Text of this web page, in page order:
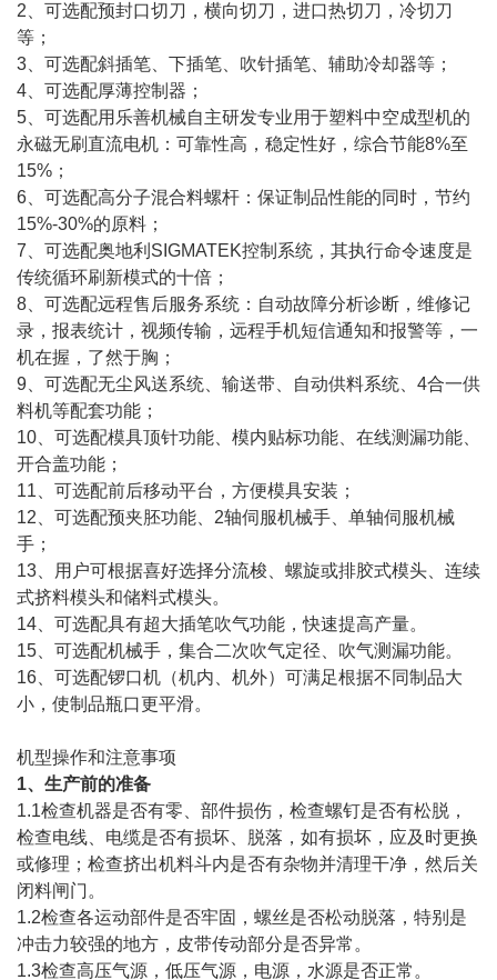
2、可选配预封口切刀，横向切刀，进口热切刀，冷切刀
等；
3、可选配斜插笔、下插笔、吹针插笔、辅助冷却器等；
4、可选配厚薄控制器；
5、可选配用乐善机械自主研发专业用于塑料中空成型机的
永磁无刷直流电机：可靠性高，稳定性好，综合节能8%至
15%；
6、可选配高分子混合料螺杆：保证制品性能的同时，节约
15%-30%的原料；
7、可选配奥地利SIGMATEK控制系统，其执行命令速度是
传统循环刷新模式的十倍；
8、可选配远程售后服务系统：自动故障分析诊断，维修记
录，报表统计，视频传输，远程手机短信通知和报警等，一
机在握，了然于胸；
9、可选配无尘风送系统、输送带、自动供料系统、4合一供
料机等配套功能；
10、可选配模具顶针功能、模内贴标功能、在线测漏功能、
开合盖功能；
11、可选配前后移动平台，方便模具安装；
12、可选配预夹胚功能、2轴伺服机械手、单轴伺服机械
手；
13、用户可根据喜好选择分流梭、螺旋或排胶式模头、连续
式挤料模头和储料式模头。
14、可选配具有超大插笔吹气功能，快速提高产量。
15、可选配机械手，集合二次吹气定径、吹气测漏功能。
16、可选配锣口机（机内、机外）可满足根据不同制品大
小，使制品瓶口更平滑。
机型操作和注意事项
1、生产前的准备
1.1检查机器是否有零、部件损伤，检查螺钉是否有松脱，
检查电线、电缆是否有损坏、脱落，如有损坏，应及时更换
或修理；检查挤出机料斗内是否有杂物并清理干净，然后关
闭料闸门。
1.2检查各运动部件是否牢固，螺丝是否松动脱落，特别是
冲击力较强的地方，皮带传动部分是否异常。
1.3检查高压气源，低压气源，电源，水源是否正常。